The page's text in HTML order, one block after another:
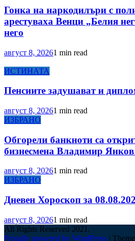
Гонка на наркодилъри с
арестуваха Венци „Белия
него
август 8, 20261 min read
ИСТИНАТА
Пенсиите задушават и
август 8, 20261 min read
ИЗБРАНО
Обгорели банкноти са
бизнесмена Владимир
август 8, 20261 min read
ИЗБРАНО
Дневен Хороскоп за
август 8, 20261 min read
All Rights Reserved 2021.
Proudly powered by WordPress |